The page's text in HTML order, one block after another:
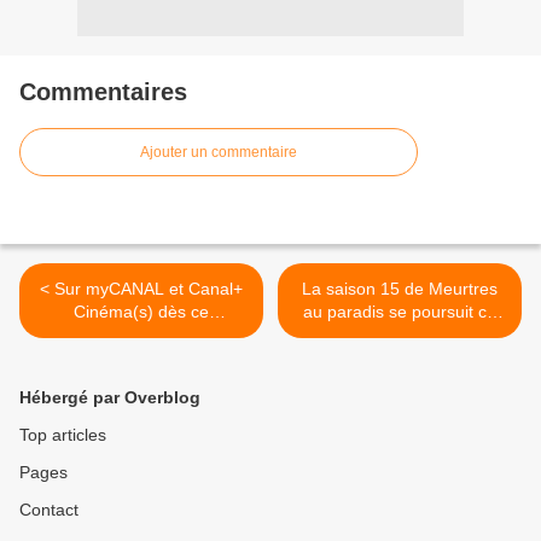
Commentaires
Ajouter un commentaire
< Sur myCANAL et Canal+
Cinéma(s) dès ce
dimanche, Sur la route de
Anglade et Farida Ouchani.
La saison 15 de Meurtres
au paradis se poursuit ce
lundi sur France 2 : résumé
Hébergé par Overblog
Top articles
Pages
Contact